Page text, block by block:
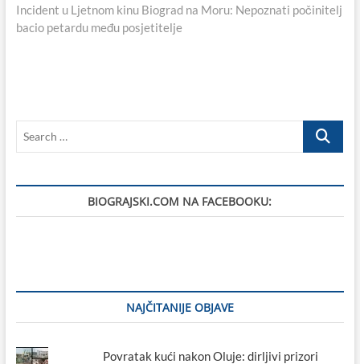
post:
Incident u Ljetnom kinu Biograd na Moru: Nepoznati počinitelj
bacio petardu među posjetitelje
Search
BIOGRAJSKI.COM NA FACEBOOKU:
NAJČITANIJE OBJAVE
Povratak kući nakon Oluje: dirljivi prizori